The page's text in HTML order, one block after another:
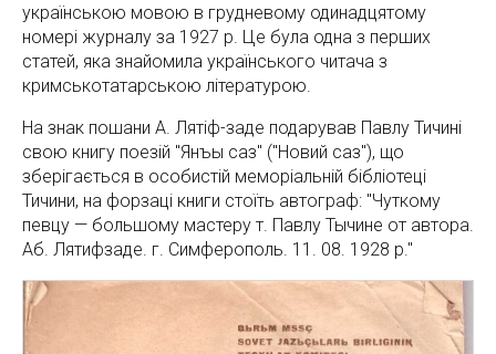
українською мовою в грудневому одинадцятому
номері журналу за 1927 р. Це була одна з перших
статей, яка знайомила українського читача з
кримськотатарською літературою.
На знак пошани А. Лятіф-заде подарував Павлу Тичині
свою книгу поезій "Янъы саз" ("Новий саз"), що
зберігається в особистій меморіальній бібліотеці
Тичини, на форзаці книги стоїть автограф: "Чуткому
певцу — большому мастеру т. Павлу Тычине от автора.
Аб. Лятифзаде. г. Симферополь. 11. 08. 1928 р."